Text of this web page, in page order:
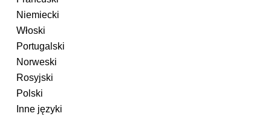
Niemiecki
Włoski
Portugalski
Norweski
Rosyjski
Polski
Inne języki